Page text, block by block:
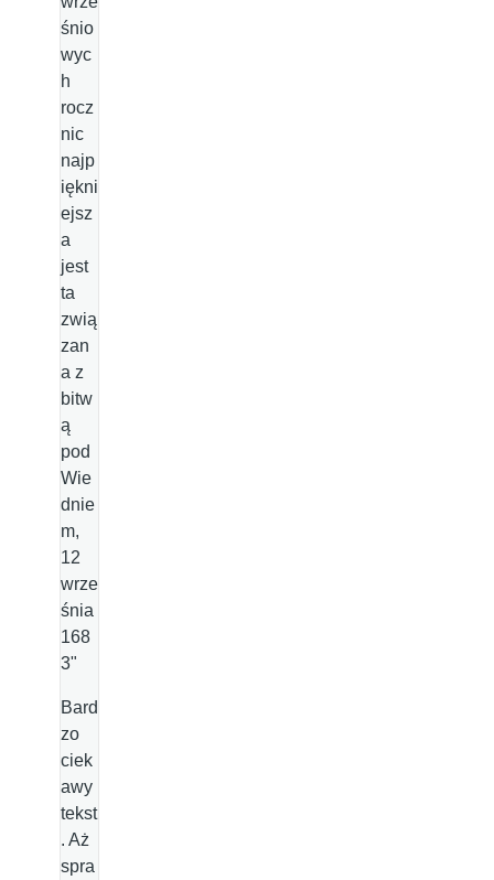
śnio
wyc
h
rocz
nic
najp
iękni
ejsz
a
jest
ta
zwią
zan
a z
bitw
ą
pod
Wie
dnie
m,
12
wrze
śnia
168
3"
Bard
zo
ciek
awy
tekst
. Aż
spra